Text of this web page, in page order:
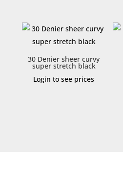
30 Denier sheer curvy
super stretch black
Login to see prices